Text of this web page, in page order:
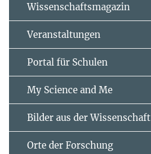
Wissenschaftsmagazin
Veranstaltungen
Portal für Schulen
My Science and Me
Bilder aus der Wissenschaft
Orte der Forschung